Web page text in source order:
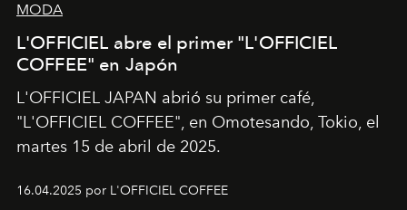
MODA
L'OFFICIEL abre el primer "L'OFFICIEL
COFFEE" en Japón
L'OFFICIEL JAPAN abrió su primer café,
"L'OFFICIEL COFFEE", en Omotesando, Tokio, el
martes 15 de abril de 2025.
16.04.2025 por L'OFFICIEL COFFEE